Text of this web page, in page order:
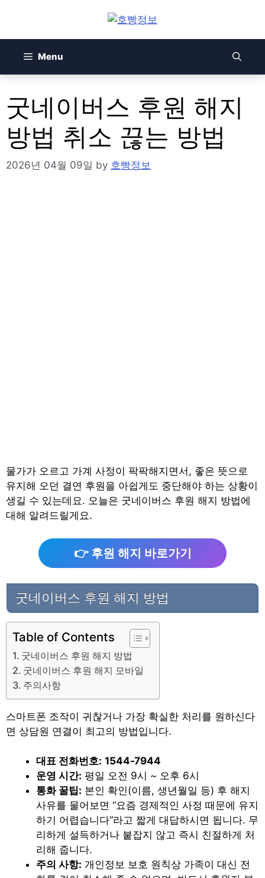
content
Menu
굿네이버스 후원 해지
방법 취소 끊는 방법
2026년 04월 09일 by 호빵정보
물가가 오르고 가계 사정이 팍팍해지면서, 좋은 뜻으로
유지해 오던 결연 후원을 아쉽게도 중단해야 하는 상황이
생길 수 있는데요. 오늘은 굿네이버스 후원 해지 방법에
대해 알려드릴게요.
👉 후원 해지 바로가기
굿네이버스 후원 해지 방법
Table of Contents
굿네이버스 후원 해지 방법
굿네이버스 후원 해지 모바일
주의사항
스마트폰 조작이 귀찮거나 가장 확실한 처리를 원하신다
면 상담원 연결이 최고의 방법입니다.
대표 전화번호: 1544-7944
운영 시간: 평일 오전 9시 ~ 오후 6시
통화 꿀팁: 본인 확인(이름, 생년월일 등) 후 해지
사유를 물어보면 “요즘 경제적인 사정 때문에 유지
하기 어렵습니다”라고 짧게 대답하시면 됩니다. 무
리하게 설득하거나 붙잡지 않고 즉시 친절하게 처
리해 줍니다.
주의 사항: 개인정보 보호 원칙상 가족이 대신 전